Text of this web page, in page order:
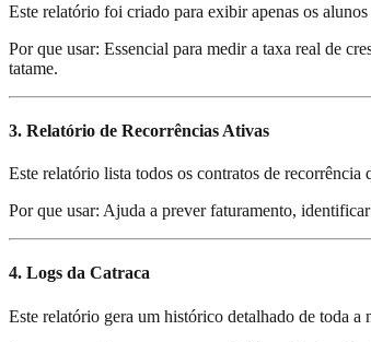
Este relatório foi criado para exibir apenas os
Por que usar: Essencial para medir a taxa real de
tatame.
3. Relatório de Recorrências Ativas
Este relatório lista todos os contratos de recorrência
Por que usar: Ajuda a prever faturamento,
4. Logs da Catraca
Este relatório gera um histórico detalhado de toda a